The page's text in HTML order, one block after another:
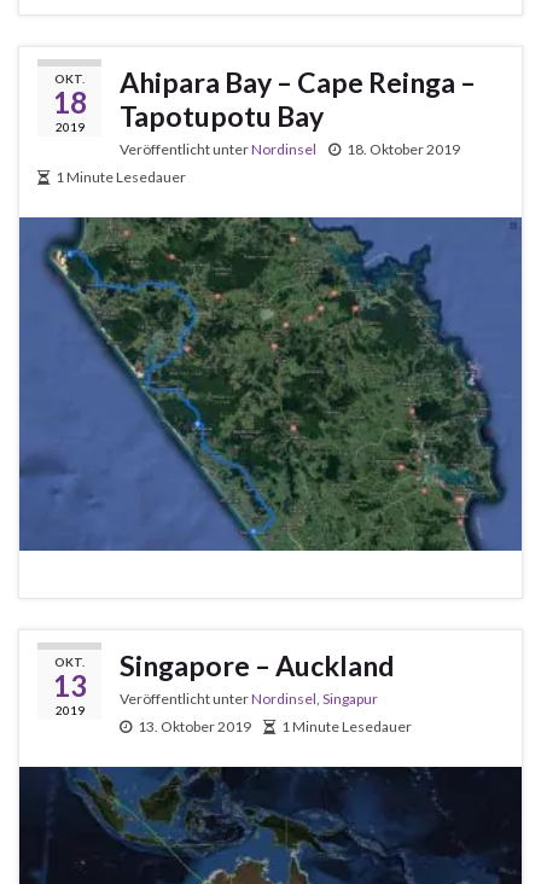
OKT.
18
2019
Ahipara Bay – Cape Reinga –
Tapotupotu Bay
Veröffentlicht unterNordinsel
18. Oktober 2019
1 Minute Lesedauer
OKT.
13
2019
Singapore – Auckland
Veröffentlicht unterNordinsel Singapur
13. Oktober 2019
1 Minute Lesedauer